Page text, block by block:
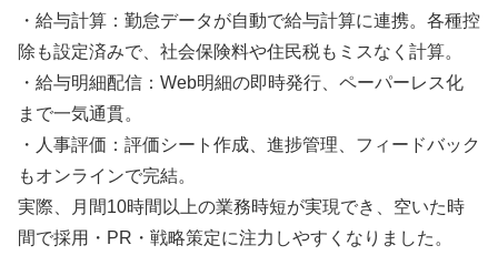
・給与計算：勤怠データが自動で給与計算に連携。各種控
除も設定済みで、社会保険料や住民税もミスなく計算。
・給与明細配信：Web明細の即時発行、ペーパーレス化
まで一気通貫。
・人事評価：評価シート作成、進捗管理、フィードバック
もオンラインで完結。
実際、月間10時間以上の業務時短が実現でき、空いた時
間で採用・PR・戦略策定に注力しやすくなりました。